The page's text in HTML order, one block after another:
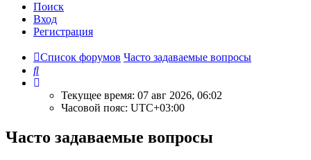
Поиск
Вход
Регистрация
Список форумов Часто задаваемые вопросы
Поиск
Текущее время: 07 авг 2026, 06:02
Часовой пояс: UTC+03:00
Часто задаваемые вопросы